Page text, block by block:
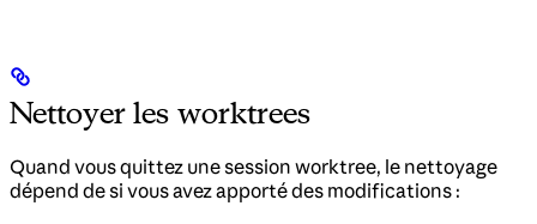
Nettoyer les worktrees
Quand vous quittez une session worktree, le nettoyage
dépend de si vous avez apporté des modifications :